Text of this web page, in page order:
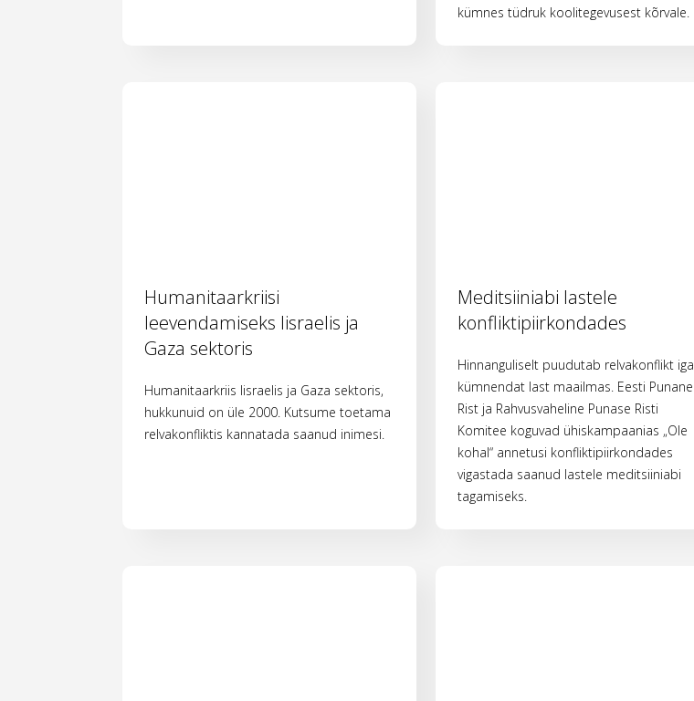
kümnes tüdruk koolitegevusest kõrvale.
Humanitaarkriisi
leevendamiseks Iisraelis ja
Gaza sektoris
Humanitaarkriis Iisraelis ja Gaza sektoris,
hukkunuid on üle 2000. Kutsume toetama
relvakonfliktis kannatada saanud inimesi.
Meditsiiniabi lastele
konfliktipiirkondades
Hinnanguliselt puudutab relvakonflikt iga
kümnendat last maailmas. Eesti Punane
Rist ja Rahvusvaheline Punase Risti
Komitee koguvad ühiskampaanias „Ole
kohal“ annetusi konfliktipiirkondades
vigastada saanud lastele meditsiiniabi
tagamiseks.